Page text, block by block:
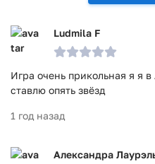
Ludmila F
Игра очень прикольная я я
ставлю опять звёзд
1 год назад
Александра